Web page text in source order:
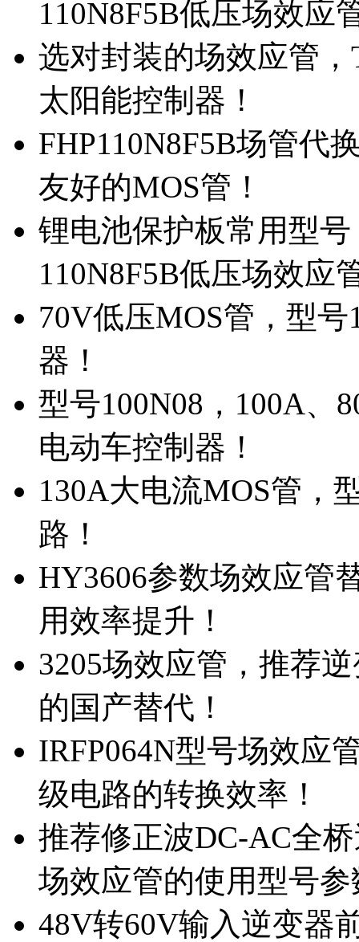
110N8F5B低压场效应
选对封装的场效应管
太阳能控制器！
FHP110N8F5B场管代
友好的MOS管！
锂电池保护板常用型
110N8F5B低压场效应
70V低压MOS管，型
器！
型号100N08，100A、
电动车控制器！
130A大电流MOS管，
路！
HY3606参数场效应管
用效率提升！
3205场效应管，推荐
的国产替代！
IRFP064N型号场效应
级电路的转换效率！
推荐修正波DC-AC全
场效应管的使用型号参
48V转60V输入逆变器